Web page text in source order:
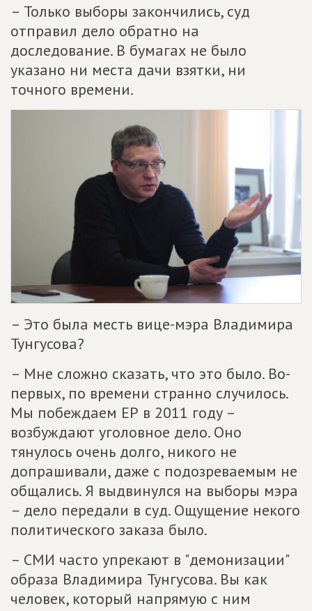
– Только выборы закончились, суд
отправил дело обратно на
доследование. В бумагах не было
указано ни места дачи взятки, ни
точного времени.
– Это была месть вице-мэра Владимира
Тунгусова?
– Мне сложно сказать, что это было. Во-
первых, по времени странно случилось.
Мы побеждаем ЕР в 2011 году –
возбуждают уголовное дело. Оно
тянулось очень долго, никого не
допрашивали, даже с подозреваемым не
общались. Я выдвинулся на выборы мэра
– дело передали в суд. Ощущение некого
политического заказа было.
– СМИ часто упрекают в "демонизации"
образа Владимира Тунгусова. Вы как
человек, который напрямую с ним